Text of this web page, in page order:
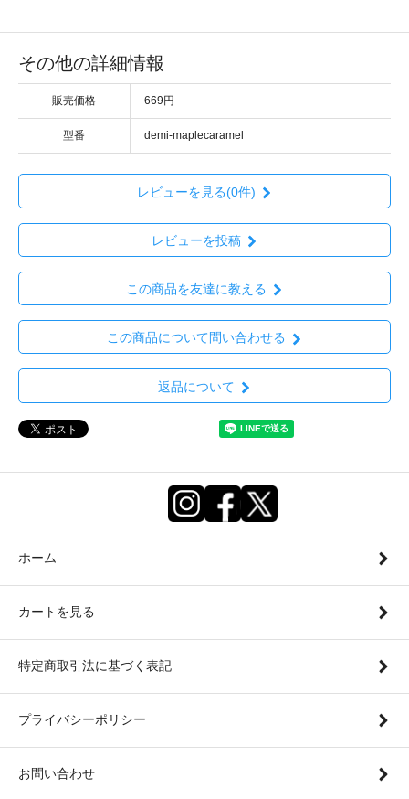
その他の詳細情報
販売価格 669円
型番 demi-maplecaramel
レビューを見る(0件)
レビューを投稿
この商品を友達に教える
この商品について問い合わせる
返品について
ホーム
カートを見る
特定商取引法に基づく表記
プライバシーポリシー
お問い合わせ